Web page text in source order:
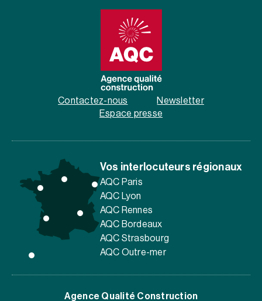
Contactez-nous
Newsletter
Espace presse
Vos interlocuteurs régionaux
AQC Paris
AQC Lyon
AQC Rennes
AQC Bordeaux
AQC Strasbourg
AQC Outre-mer
Agence Qualité Construction